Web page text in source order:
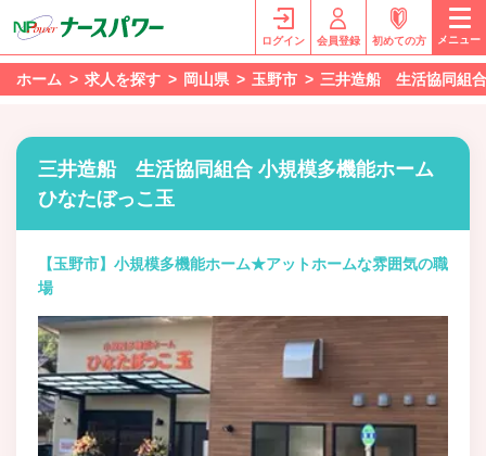
ログイン 会員登録 初めての方 メニュー
ホーム 求人を探す 岡山県 玉野市 三井造船 生活協同組
三井造船 生活協同組合 小規模多機能ホーム
ひなたぼっこ玉
【玉野市】小規模多機能ホーム★アットホームな雰囲気の職
場